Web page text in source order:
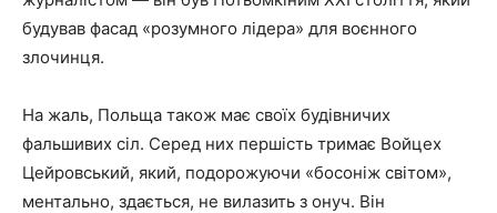
будував фасад «розумного лідера» для воєнного
злочинця.
На жаль, Польща також має своїх будівничих
фальшивих сіл. Серед них першість тримає Войцех
Цейровський, який, подорожуючи «босоніж світом»,
ментально, здається, не вилазить з онуч. Він